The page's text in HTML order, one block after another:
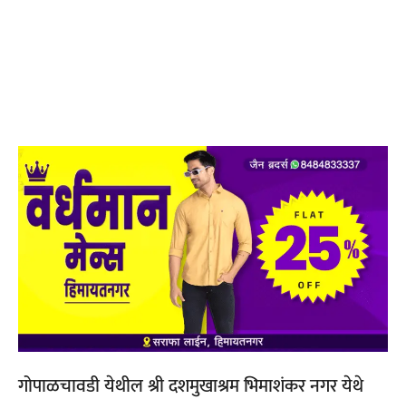
गोपाळचावडी येथील श्री दशमुखाश्रम भिमाशंकर नगर येथे